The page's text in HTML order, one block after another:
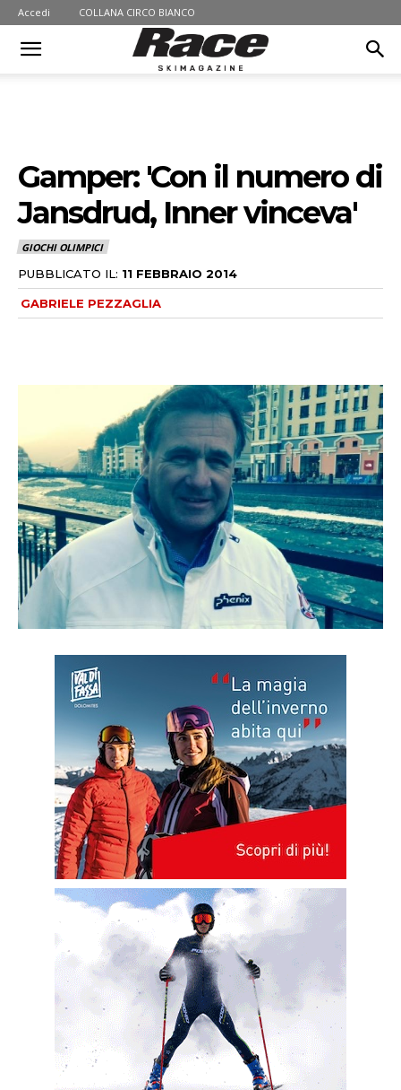
Accedi COLLANA CIRCO BIANCO
Gamper: 'Con il numero di
Jansdrud, Inner vinceva'
GIOCHI OLIMPICI
PUBBLICATO IL: 11 FEBBRAIO 2014
GABRIELE PEZZAGLIA